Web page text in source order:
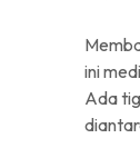
ini
Ada